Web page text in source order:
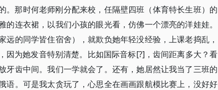
。那时何老师刚分配来校，任隔壁四班（体育特长生班）的
连衣裙，以我们小孩的眼光看，仿佛一个漂亮的洋娃娃。
的同学皆住宿舍），就欺负她年轻没经验，上课老捣乱，
因为她发音特别清楚。比如国际音标[?]，齿间距离多大？看
牙齿中间。我们一学就会了。还有，她居然让我当了三班的
语。可是我太贪玩了，心思全在画画跟航模比赛上，没好好